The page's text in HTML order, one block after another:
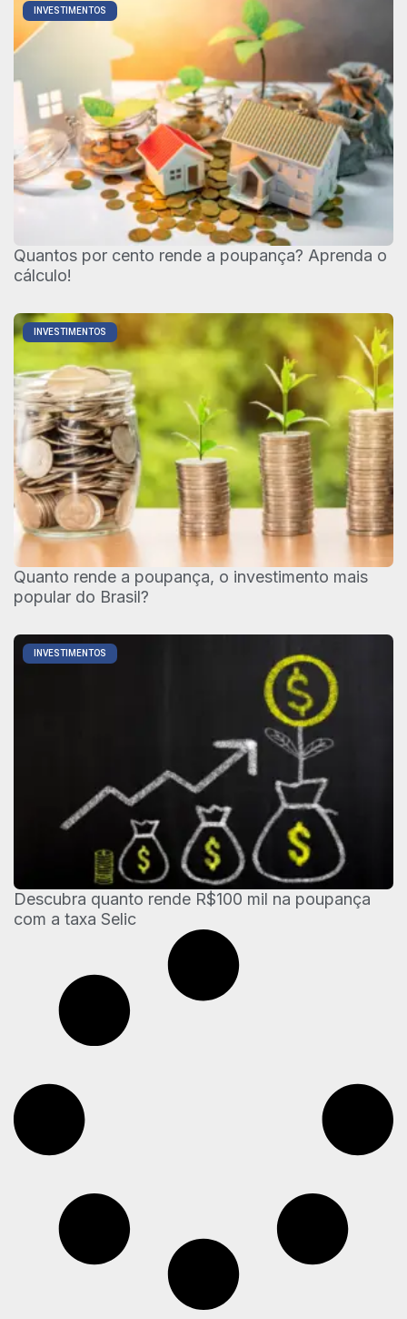
INVESTIMENTOS
Quantos por cento rende a poupança? Aprenda o
cálculo!
INVESTIMENTOS
Quanto rende a poupança, o investimento mais
popular do Brasil?
INVESTIMENTOS
Descubra quanto rende R$100 mil na poupança
com a taxa Selic